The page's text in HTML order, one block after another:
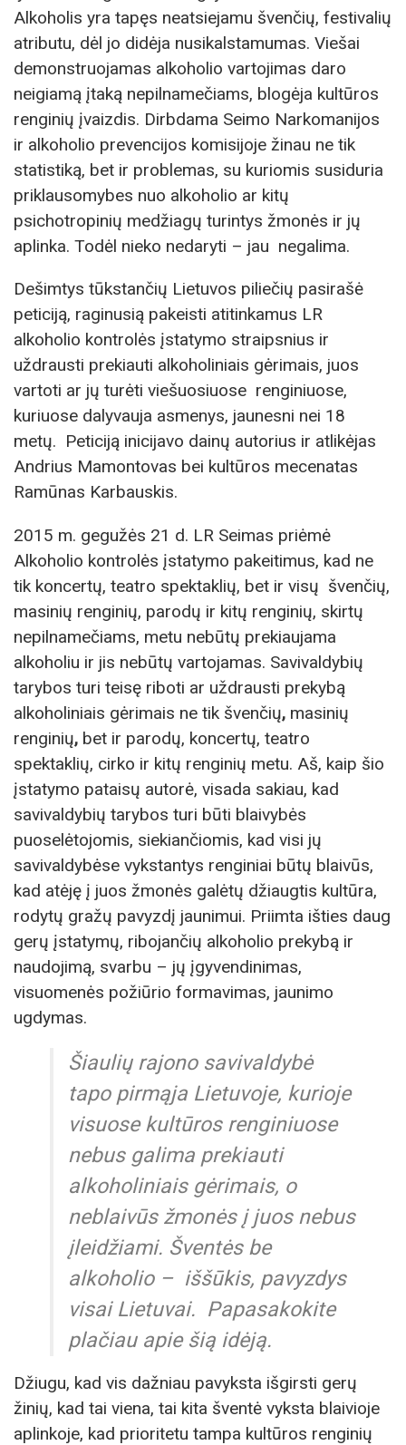
Alkoholis yra tapęs neatsiejamu švenčių, festivalių
atributu, dėl jo didėja nusikalstamumas. Viešai
demonstruojamas alkoholio vartojimas daro
neigiamą įtaką nepilnamečiams, blogėja kultūros
renginių įvaizdis. Dirbdama Seimo Narkomanijos
ir alkoholio prevencijos komisijoje žinau ne tik
statistiką, bet ir problemas, su kuriomis susiduria
priklausomybes nuo alkoholio ar kitų
psichotropinių medžiagų turintys žmonės ir jų
aplinka. Todėl nieko nedaryti – jau negalima.
Dešimtys tūkstančių Lietuvos piliečių pasirašė
peticiją, raginusią pakeisti atitinkamus LR
alkoholio kontrolės įstatymo straipsnius ir
uždrausti prekiauti alkoholiniais gėrimais, juos
vartoti ar jų turėti viešuosiuose renginiuose,
kuriuose dalyvauja asmenys, jaunesni nei 18
metų. Peticiją inicijavo dainų autorius ir atlikėjas
Andrius Mamontovas bei kultūros mecenatas
Ramūnas Karbauskis.
2015 m. gegužės 21 d. LR Seimas priėmė
Alkoholio kontrolės įstatymo pakeitimus, kad ne
tik koncertų, teatro spektaklių, bet ir visų švenčių,
masinių renginių, parodų ir kitų renginių, skirtų
nepilnamečiams, metu nebūtų prekiaujama
alkoholiu ir jis nebūtų vartojamas. Savivaldybių
tarybos turi teisę riboti ar uždrausti prekybą
alkoholiniais gėrimais ne tik švenčių, masinių
renginių, bet ir parodų, koncertų, teatro
spektaklių, cirko ir kitų renginių metu. Aš, kaip šio
įstatymo pataisų autorė, visada sakiau, kad
savivaldybių tarybos turi būti blaivybės
puoselėtojomis, siekiančiomis, kad visi jų
savivaldybėse vykstantys renginiai būtų blaivūs,
kad atėję į juos žmonės galėtų džiaugtis kultūra,
rodytų gražų pavyzdį jaunimui. Priimta išties daug
gerų įstatymų, ribojančių alkoholio prekybą ir
naudojimą, svarbu – jų įgyvendinimas,
visuomenės požiūrio formavimas, jaunimo
ugdymas.
Šiaulių rajono savivaldybė
tapo pirmąja Lietuvoje, kurioje
visuose kultūros renginiuose
nebus galima prekiauti
alkoholiniais gėrimais, o
neblaivūs žmonės į juos nebus
įleidžiami. Šventės be
alkoholio – iššūkis, pavyzdys
visai Lietuvai. Papasakokite
plačiau apie šią idėją.
Džiugu, kad vis dažniau pavyksta išgirsti gerų
žinių, kad tai viena, tai kita šventė vyksta blaivioje
aplinkoje, kad prioritetu tampa kultūros renginių